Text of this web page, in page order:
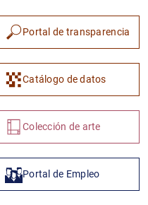
1 2
Portal de transparencia
Catálogo de datos
Colección de arte
Portal de Empleo